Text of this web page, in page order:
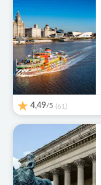
4,49/5 (61)